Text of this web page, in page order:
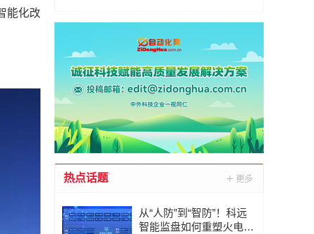
能化改
造的全流程
热点话题
从“人防”到“智防”！科远
智能监盘如何重塑火电运